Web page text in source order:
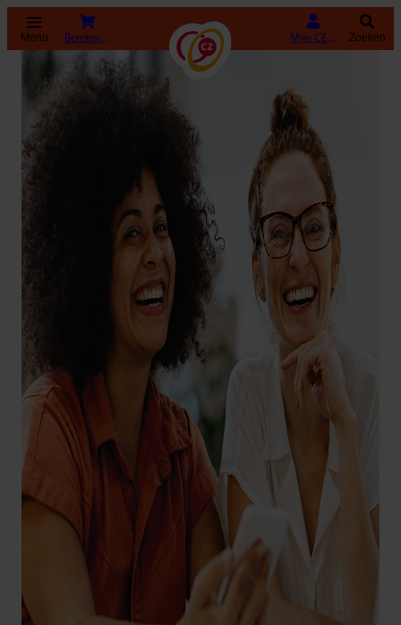
Menu Bereken uw premie Mijn CZ Zakelijk Zoeken